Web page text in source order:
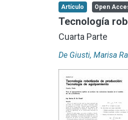
Artículo Open
Tecnología
Cuarta Parte
De Giusti, Marisa